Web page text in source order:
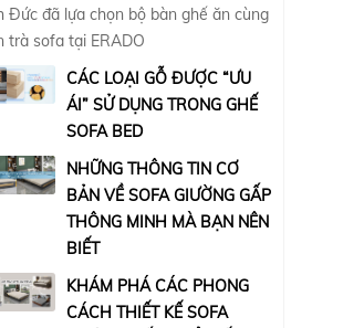
Đức đã lựa chọn bộ bàn ghế ăn cùng
trà sofa tại ERADO
CÁC LOẠI GỖ ĐƯỢC “ƯU
ÁI” SỬ DỤNG TRONG GHẾ
SOFA BED
NHỮNG THÔNG TIN CƠ
BẢN VỀ SOFA GIƯỜNG GẤP
THÔNG MINH MÀ BẠN NÊN
BIẾT
KHÁM PHÁ CÁC PHONG
CÁCH THIẾT KẾ SOFA